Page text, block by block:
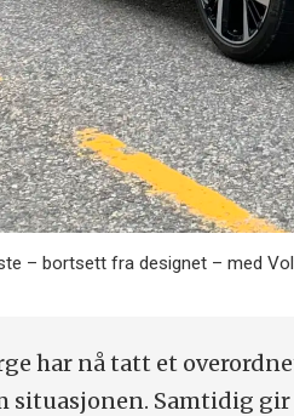
– bortsett fra designet – med
har nå tatt et
situasjonen. Samtidig